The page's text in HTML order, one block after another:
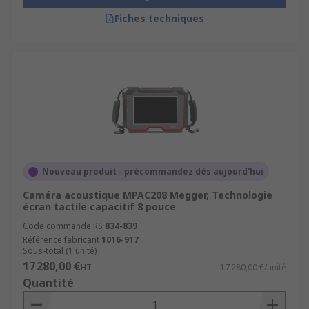
Formation des utilisateurs: Une bonne
connaissance des outils améliore leur
de fuites à ultrasons ?
Nous proposons une gamme complète
de systèmes sous pression, adaptés aux
Large choix de modèles: Des modèles
portatifs basiques aux caméras acoustiques
avancées pour des applications spécifiques.
Marques reconnues
: Nos détecteurs
proviennent de fabricants fiables comme
FLIR, Fluke, RS PRO et SKF.
Fiches techniques
Nouveau produit - précommandez dès aujourd'hui
Caméra acoustique MPAC208 Megger, Technologie
écran tactile capacitif 8 pouce
Code commande RS 834-839
Référence fabricant 1016-917
Sous-total (1 unité)
17 280,00 €HT 17 280,00 €/unité
Quantité